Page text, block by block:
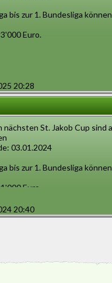
bis zur 1. Bundesliga
Euro.
20:28
nächsten St. Jakob Cup sind
03.01.2024
bis zur 1. Bundesliga
Euro.
20:40